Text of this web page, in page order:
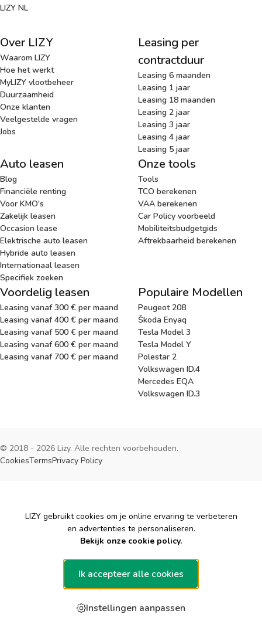
LIZY NL
Over LIZY
Waarom LIZY
Hoe het werkt
MyLIZY vlootbeheer
Duurzaamheid
Onze klanten
Veelgestelde vragen
Jobs
Leasing per
contractduur
Leasing 6 maanden
Leasing 1 jaar
Leasing 18 maanden
Leasing 2 jaar
Leasing 3 jaar
Leasing 4 jaar
Leasing 5 jaar
Auto leasen
Blog
Financiële renting
Voor KMO's
Zakelijk leasen
Occasion lease
Elektrische auto leasen
Hybride auto leasen
Internationaal leasen
Specifiek zoeken
Onze tools
Tools
TCO berekenen
VAA berekenen
Car Policy voorbeeld
Mobiliteitsbudgetgids
Aftrekbaarheid berekenen
Voordelig leasen
Leasing vanaf 300 € per maand
Leasing vanaf 400 € per maand
Leasing vanaf 500 € per maand
Leasing vanaf 600 € per maand
Leasing vanaf 700 € per maand
Populaire Modellen
Peugeot 208
Škoda Enyaq
Tesla Model 3
Tesla Model Y
Polestar 2
Volkswagen ID.4
Mercedes EQA
Volkswagen ID.3
© 2018 - 2026 Lizy. Alle rechten voorbehouden.
CookiesTermsPrivacy Policy
Gratis offerte aanvragen
Cookies
LIZY gebruikt cookies om je online ervaring te verbeteren
en advertenties te personaliseren.
Bekijk onze cookie policy.
Ik accepteer alle cookies
Instellingen aanpassen